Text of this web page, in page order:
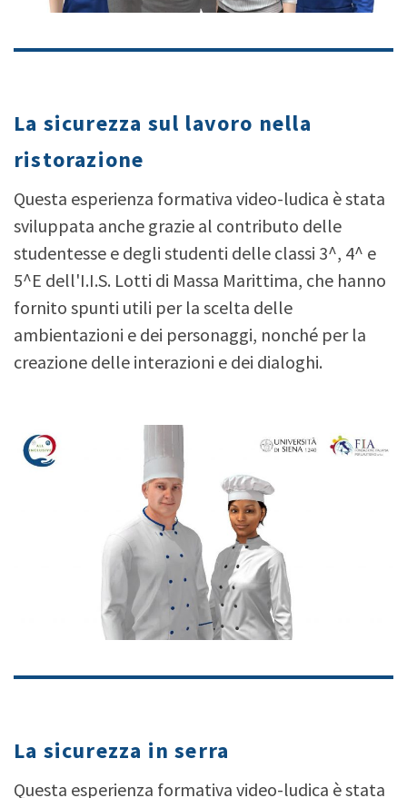
La sicurezza sul lavoro nella
ristorazione
Questa esperienza formativa video-ludica è stata
sviluppata anche grazie al contributo delle
studentesse e degli studenti delle classi 3^, 4^ e
5^E dell'I.I.S. Lotti di Massa Marittima, che hanno
fornito spunti utili per la scelta delle
ambientazioni e dei personaggi, nonché per la
creazione delle interazioni e dei dialoghi.
La sicurezza in serra
Questa esperienza formativa video-ludica è stata